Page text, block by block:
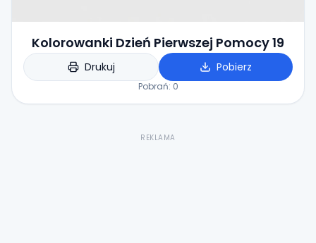
Kolorowanki Dzień Pierwszej Pomocy 19
Drukuj Pobierz
Pobrań: 0
REKLAMA